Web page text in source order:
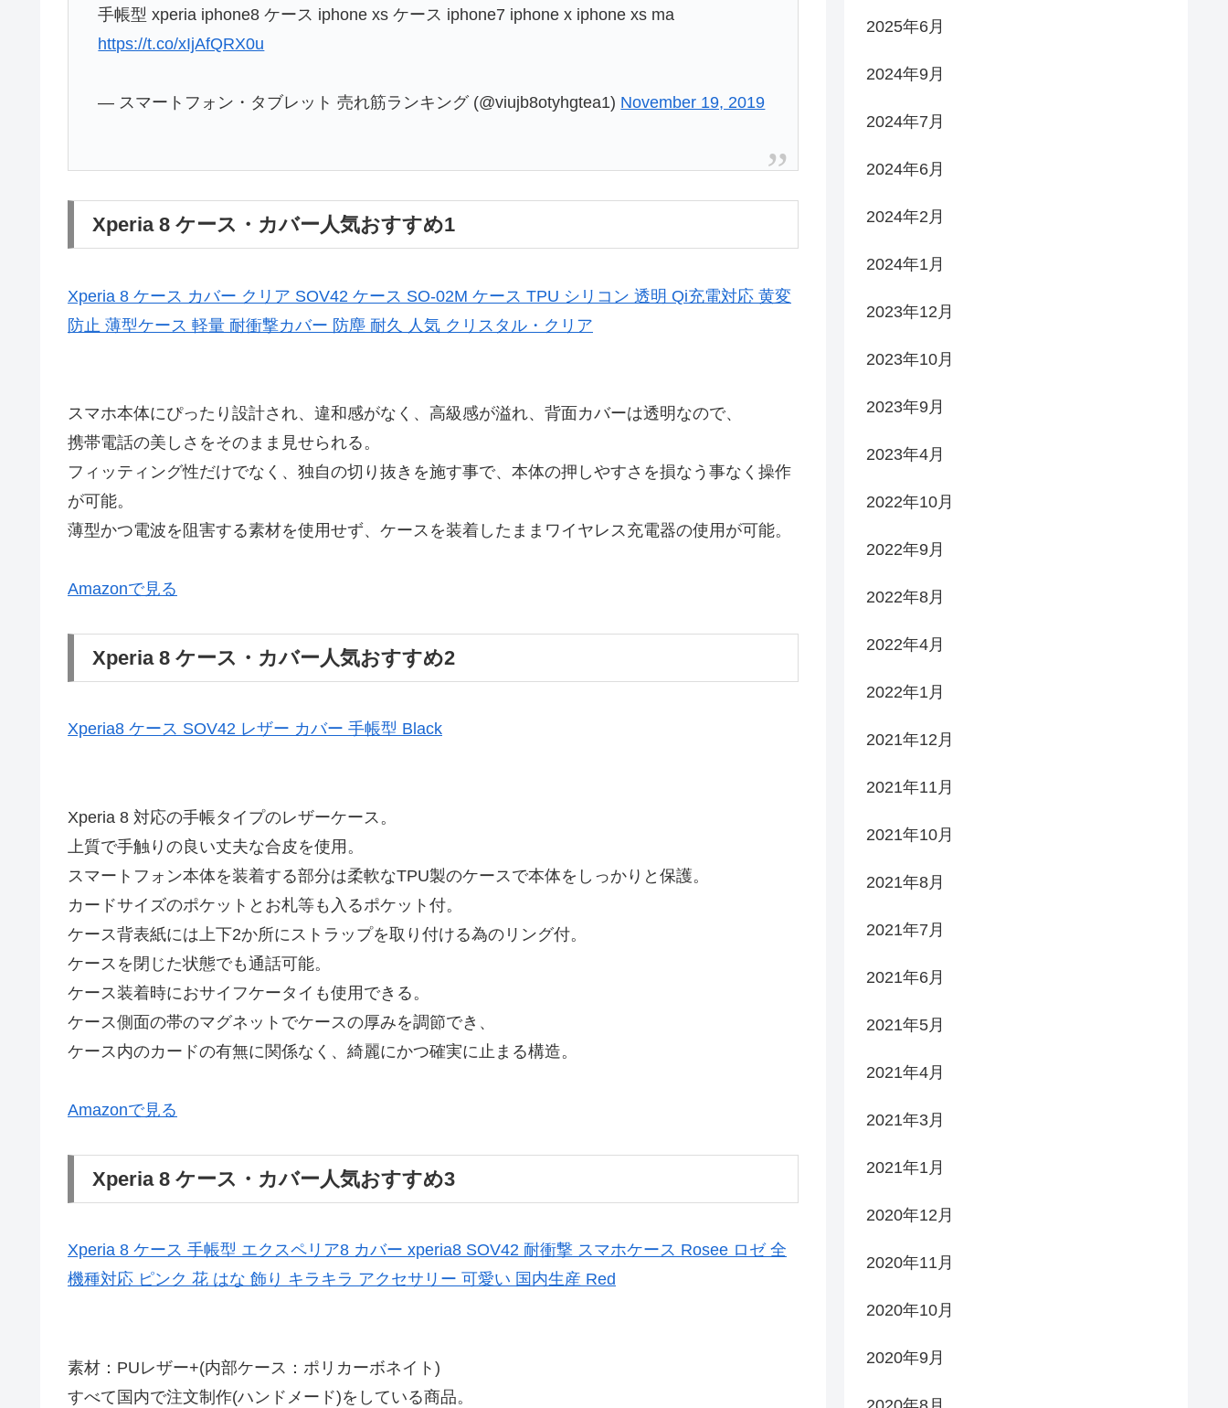
手帳型 xperia iphone8 ケース iphone xs ケース iphone7 iphone x iphone xs ma
https://t.co/xIjAfQRX0u
— スマートフォン・タブレット 売れ筋ランキング (@viujb8otyhgtea1) November 19, 2019
Xperia 8 ケース・カバー人気おすすめ1
Xperia 8 ケース カバー クリア SOV42 ケース SO-02M ケース TPU シリコン 透明 Qi充電対応 黄変
防止 薄型ケース 軽量 耐衝撃カバー 防塵 耐久 人気 クリスタル・クリア
スマホ本体にぴったり設計され、違和感がなく、高級感が溢れ、背面カバーは透明なので、
携帯電話の美しさをそのまま見せられる。
フィッティング性だけでなく、独自の切り抜きを施す事で、本体の押しやすさを損なう事なく操作
が可能。
薄型かつ電波を阻害する素材を使用せず、ケースを装着したままワイヤレス充電器の使用が可能。
Amazonで見る
Xperia 8 ケース・カバー人気おすすめ2
Xperia8 ケース SOV42 レザー カバー 手帳型 Black
Xperia 8 対応の手帳タイプのレザーケース。
上質で手触りの良い丈夫な合皮を使用。
スマートフォン本体を装着する部分は柔軟なTPU製のケースで本体をしっかりと保護。
カードサイズのポケットとお札等も入るポケット付。
ケース背表紙には上下2か所にストラップを取り付ける為のリング付。
ケースを閉じた状態でも通話可能。
ケース装着時におサイフケータイも使用できる。
ケース側面の帯のマグネットでケースの厚みを調節でき、
ケース内のカードの有無に関係なく、綺麗にかつ確実に止まる構造。
Amazonで見る
Xperia 8 ケース・カバー人気おすすめ3
Xperia 8 ケース 手帳型 エクスペリア8 カバー xperia8 SOV42 耐衝撃 スマホケース Rosee ロゼ 全
機種対応 ピンク 花 はな 飾り キラキラ アクセサリー 可愛い 国内生産 Red
素材：PUレザー+(内部ケース：ポリカーボネイト)
すべて国内で注文制作(ハンドメード)をしている商品。
2025年6月
2024年9月
2024年7月
2024年6月
2024年2月
2024年1月
2023年12月
2023年10月
2023年9月
2023年4月
2022年10月
2022年9月
2022年8月
2022年4月
2022年1月
2021年12月
2021年11月
2021年10月
2021年8月
2021年7月
2021年6月
2021年5月
2021年4月
2021年3月
2021年1月
2020年12月
2020年11月
2020年10月
2020年9月